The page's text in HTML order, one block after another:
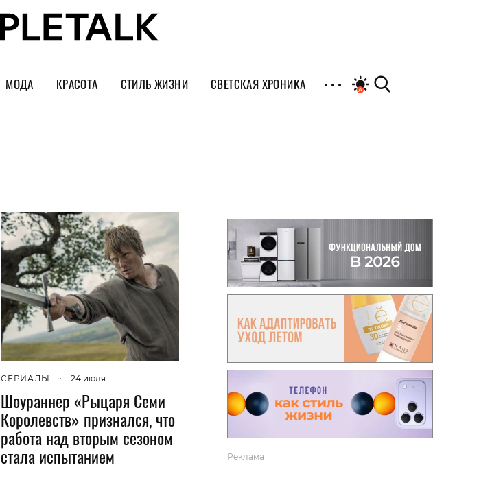
МОДА
Тренды
Украшения и часы
КРАСОТА
Уход за лицом
Парфюм
Спорт
Диеты
Пластика
СТИЛЬ ЖИЗНИ
Культура
Путешествия
Психология
Астрология
Музыка
Дизайн
Гаджеты и авто
Мнение Редакции
СВЕТСКАЯ ХРОНИКА
СЕРИАЛЫ • 24 июля
Шоураннер «Рыцаря Семи
Королевств» признался, что
работа над вторым сезоном
стала испытанием Реклама